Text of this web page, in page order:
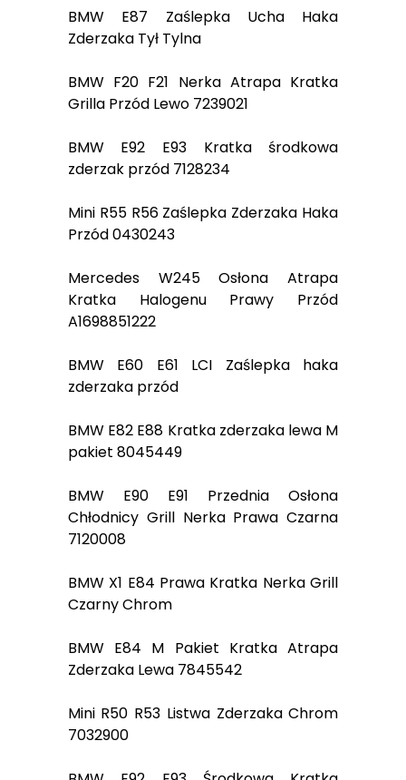
BMW E87 Zaślepka Ucha Haka
Zderzaka Tył Tylna
BMW F20 F21 Nerka Atrapa Kratka
Grilla Przód Lewo 7239021
BMW E92 E93 Kratka środkowa
zderzak przód 7128234
Mini R55 R56 Zaślepka Zderzaka Haka
Przód 0430243
Mercedes W245 Osłona Atrapa
Kratka Halogenu Prawy Przód
A1698851222
BMW E60 E61 LCI Zaślepka haka
zderzaka przód
BMW E82 E88 Kratka zderzaka lewa M
pakiet 8045449
BMW E90 E91 Przednia Osłona
Chłodnicy Grill Nerka Prawa Czarna
7120008
BMW X1 E84 Prawa Kratka Nerka Grill
Czarny Chrom
BMW E84 M Pakiet Kratka Atrapa
Zderzaka Lewa 7845542
Mini R50 R53 Listwa Zderzaka Chrom
7032900